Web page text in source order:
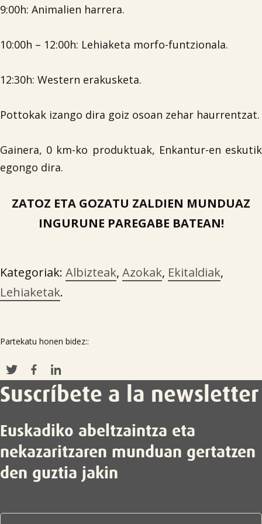
9:00h: Animalien harrera.
10:00h – 12:00h: Lehiaketa morfo-funtzionala.
12:30h: Western erakusketa.
Pottokak izango dira goiz osoan zehar haurrentzat.
Gainera, 0 km-ko produktuak, Enkantur-en eskutik
egongo dira.
ZATOZ ETA GOZATU ZALDIEN MUNDUAZ
INGURUNE PAREGABE BATEAN!
Kategoriak: Albizteak, Azokak, Ekitaldiak,
Lehiaketak.
Partekatu honen bidez::
Suscríbete a la newsletter
Euskadiko abeltzaintza eta
nekazaritzaren munduan gertatzen
den guztia jakin